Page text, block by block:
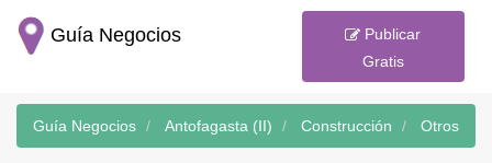
Guía Negocios
Publicar
Gratis
Guía Negocios Antofagasta (II) Construcción Otros